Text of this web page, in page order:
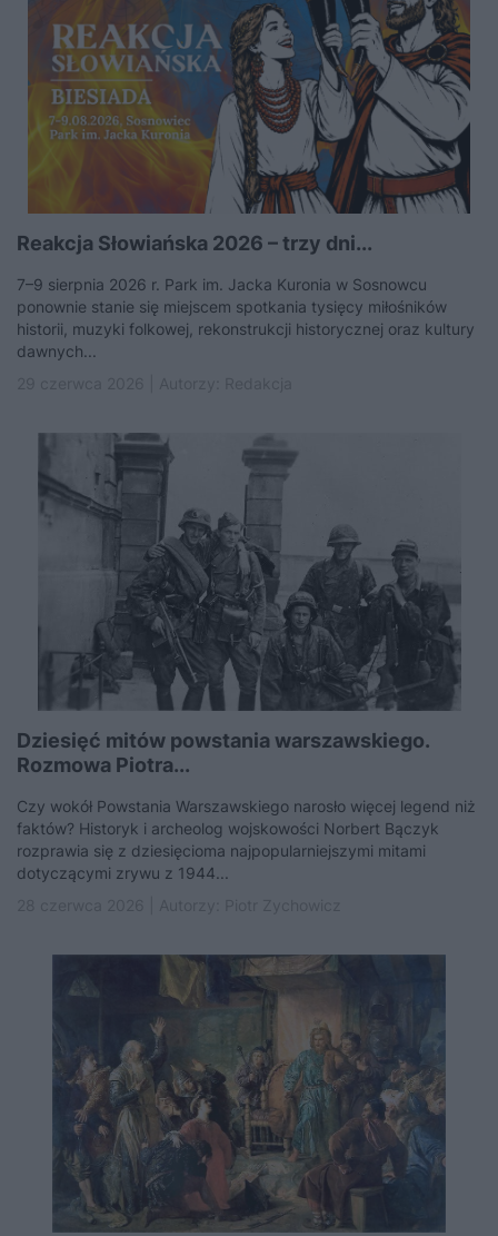
Reakcja Słowiańska 2026 – trzy dni...
7–9 sierpnia 2026 r. Park im. Jacka Kuronia w Sosnowcu
ponownie stanie się miejscem spotkania tysięcy miłośników
historii, muzyki folkowej, rekonstrukcji historycznej oraz kultury
dawnych...
Dziesięć mitów powstania warszawskiego.
Rozmowa Piotra...
Czy wokół Powstania Warszawskiego narosło więcej legend niż
faktów? Historyk i archeolog wojskowości Norbert Bączyk
rozprawia się z dziesięcioma najpopularniejszymi mitami
dotyczącymi zrywu z 1944...